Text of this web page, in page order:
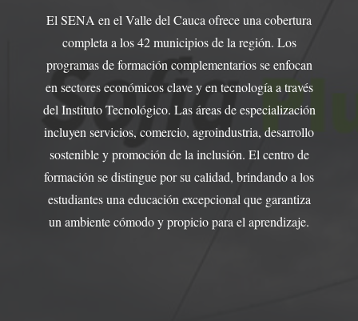
El SENA en el Valle del Cauca ofrece una cobertura
completa a los 42 municipios de la región. Los
programas de formación complementarios se enfocan
en sectores económicos clave y en tecnología a través
del Instituto Tecnológico. Las áreas de especialización
incluyen servicios, comercio, agroindustria, desarrollo
sostenible y promoción de la inclusión. El centro de
formación se distingue por su calidad, brindando a los
estudiantes una educación excepcional que garantiza
un ambiente cómodo y propicio para el aprendizaje.